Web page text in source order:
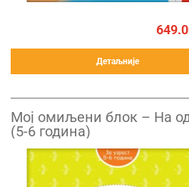
Детаљније
Mој омиљени блок – На
(5-6 година)